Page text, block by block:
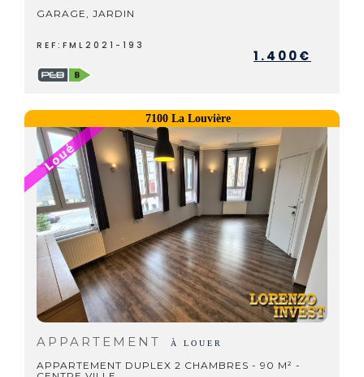
GARAGE, JARDIN
REF:FML2021-193
1.400€
7100 La Louvière
APPARTEMENT À LOUER
APPARTEMENT DUPLEX 2 CHAMBRES - 90 M² -